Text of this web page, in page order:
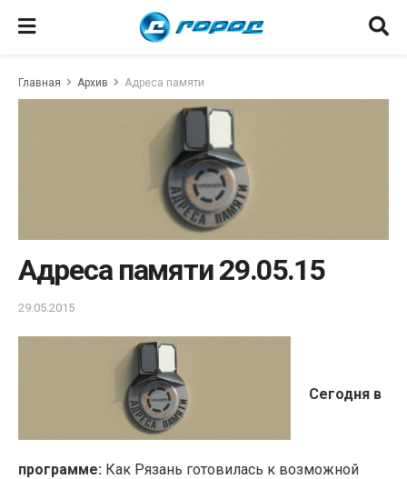
Главная Архив Адреса памяти
Адреса памяти 29.05.15
29.05.2015
Сегодня в
программе: Как Рязань готовилась к возможной